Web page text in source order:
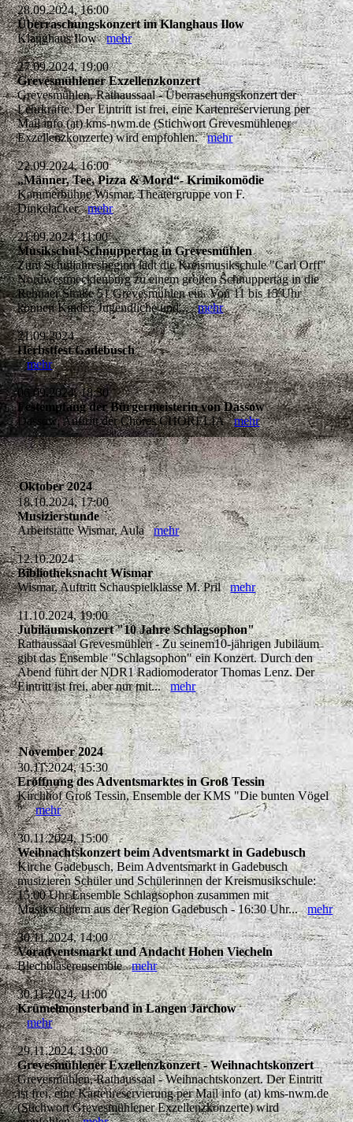
28.09.2024, 16:00
Überraschungskonzert im Klanghaus Ilow
Klanghaus Ilowmehr
27.09.2024, 19:00
Grevesmühlener Exzellenzkonzert
Grevesmühlen, Rathaussaal - Überraschungskonzert der
Lehrkräfte. Der Eintritt ist frei, eine Kartenreservierung per
Mail info (at) kms-nwm.de (Stichwort Grevesmühlener
Exzellenzkonzerte) wird empfohlen.mehr
22.09.2024, 16:00
„Männer, Tee, Pizza & Mord“- Krimikomödie
Kammerbühne Wismar, Theatergruppe von F.
Dinkelackermehr
21.09.2024, 11:00
Musikschul-Schnuppertag in Grevesmühlen
Zum Schuljahresbeginn lädt die Kreismusikschule "Carl Orff"
Nordwestmecklenburg zu einem großen Schnuppertag in die
Rehnaer Straße 51 Grevesmühlen ein. Von 11 bis 15 Uhr
können Kinder, Jugendliche und...mehr
21.09.2024
Herbstfest Gadebusch
mehr
06.09.2024, 18:30
Festempfang der Bürgermeisterin von Dassow
Dassow, Auftritt der Chores CHORELIAmehr
Oktober 2024
18.10.2024, 17:00
Musizierstunde
Arbeitstätte Wismar, Aulamehr
12.10.2024
Bibliotheksnacht Wismar
Wismar, Auftritt Schauspielklasse M. Prilmehr
11.10.2024, 19:00
Jubiläumskonzert "10 Jahre Schlagsophon"
Rathaussaal Grevesmühlen - Zu seinem10-jährigen Jubiläum
gibt das Ensemble "Schlagsophon" ein Konzert. Durch den
Abend führt der NDR1 Radiomoderator Thomas Lenz. Der
Eintritt ist frei, aber nur mit...mehr
November 2024
30.11.2024, 15:30
Eröffnung des Adventsmarktes in Groß Tessin
Kirchhof Groß Tessin, Ensemble der KMS "Die bunten Vögel
"mehr
30.11.2024, 15:00
Weihnachtskonzert beim Adventsmarkt in Gadebusch
Kirche Gadebusch, Beim Adventsmarkt in Gadebusch
musizieren Schüler und Schülerinnen der Kreismusikschule:
15:00 Uhr Ensemble Schlagsophon zusammen mit
Musikschülern aus der Region Gadebusch - 16:30 Uhr...mehr
30.11.2024, 14:00
Voradventsmarkt und Andacht Hohen Viecheln
Blechbläserensemblemehr
30.11.2024, 11:00
Krümelmonsterband in Langen Jarchow
mehr
29.11.2024, 19:00
Grevesmühlener Exzellenzkonzert - Weihnachtskonzert
Grevesmühlen, Rathaussaal - Weihnachtskonzert. Der Eintritt
ist frei, eine Kartenreservierung per Mail info (at) kms-nwm.de
(Stichwort Grevesmühlener Exzellenzkonzerte) wird